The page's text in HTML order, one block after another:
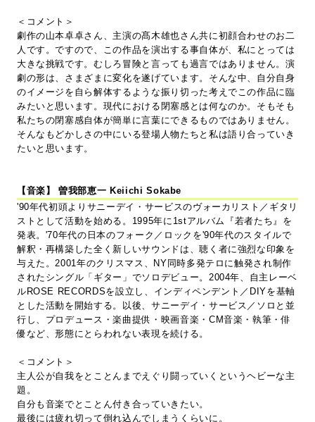
＜コメント＞
劇作の山本卓卓さん、主演の髙木雄也さん共に初顔合わせのお二
人です。ですので、この作品を演出する事自体が、私にとっては
大きな挑戦です。むしろ冒険と言っても過言ではありません。演
劇の形は、さまざまに変化を遂げています。そんな中、自分自身
のイメージを自ら解体するような振り切った考えでこの作品に臨
みたいと思います。現代における閉塞感とは何なのか。そもそも
私たちの閉塞感自体が簡単に言葉にできるものではありません。
そんなもどかしさの中にいる登場人物たちと私は語り合っていき
たいと思います。
【音楽】 曽我部恵一 Keiichi Sokabe
'90年代初頭よりサニーデイ・サービスのヴォーカリスト／ギタリ
ストとして活動を始める。1995年に1stアルバム『若者たち』を
発表。'70年代の日本のフォーク／ロックを'90年代のスタイルで
解釈・再構築した全く新しいサウンドは、聴く者に強烈な印象を
与えた。2001年のクリスマス、NY同時多発テロに触発され制作
されたシングル「ギター」でソロデビュー。2004年、自主レーベ
ルROSE RECORDSを設立し、インディペンデント／DIYを基軸
とした活動を開始する。以後、サニーデイ・サービス／ソロと並
行し、プロデュース・楽曲提供・映画音楽・CM音楽・執筆・俳
優など、形態にとらわれない表現を続ける。
＜コメント＞
主人公が自我をとことんまでえぐり闘っていくというヘビーな主
題。
自分も音楽でとことん付き合っていきたい。
最後には疲れ切って倒れ込んでしまうくらいに。